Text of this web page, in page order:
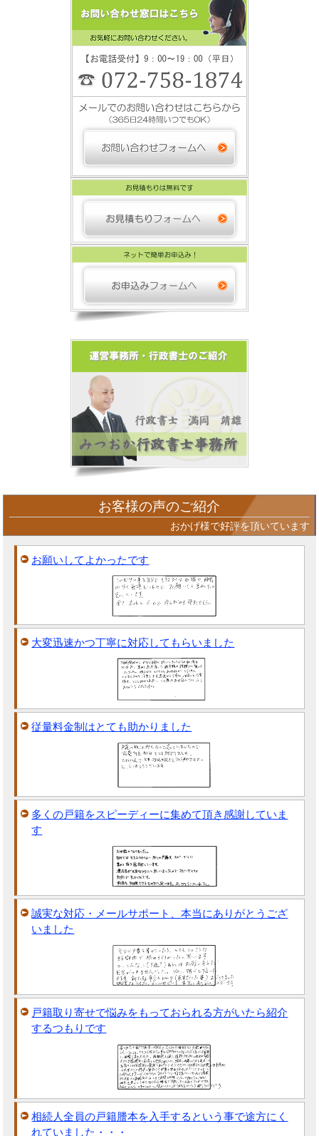
お客様の声のご紹介
おかげ様で好評を頂いています
お願いしてよかったです
大変迅速かつ丁寧に対応してもらいました
従量料金制はとても助かりました
多くの戸籍をスピーディーに集めて頂き感謝していま
す
誠実な対応・メールサポート、本当にありがとうござ
いました
戸籍取り寄せで悩みをもっておられる方がいたら紹介
するつもりです
相続人全員の戸籍謄本を入手するという事で途方にく
れていました・・・